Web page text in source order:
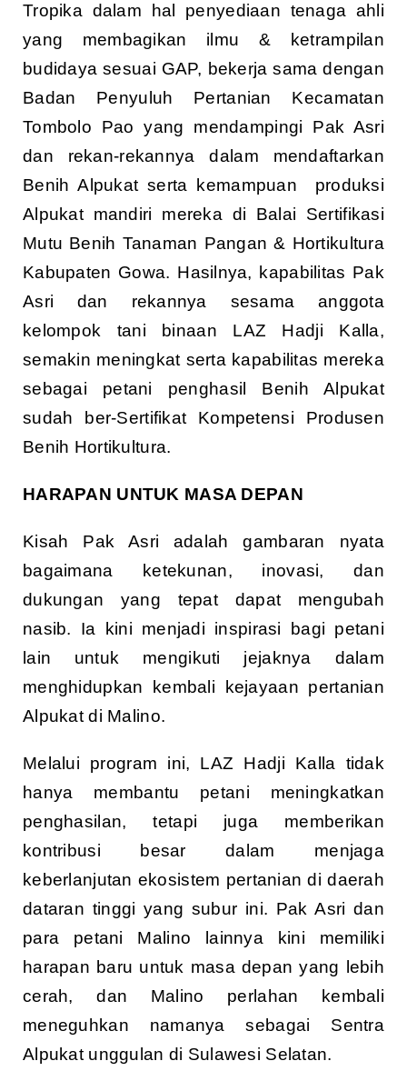
Tropika dalam hal penyediaan tenaga ahli
yang membagikan ilmu & ketrampilan
budidaya sesuai GAP, bekerja sama dengan
Badan Penyuluh Pertanian Kecamatan
Tombolo Pao yang mendampingi Pak Asri
dan rekan-rekannya dalam mendaftarkan
Benih Alpukat serta kemampuan produksi
Alpukat mandiri mereka di Balai Sertifikasi
Mutu Benih Tanaman Pangan & Hortikultura
Kabupaten Gowa. Hasilnya, kapabilitas Pak
Asri dan rekannya sesama anggota
kelompok tani binaan LAZ Hadji Kalla,
semakin meningkat serta kapabilitas mereka
sebagai petani penghasil Benih Alpukat
sudah ber-Sertifikat Kompetensi Produsen
Benih Hortikultura.
HARAPAN UNTUK MASA DEPAN
Kisah Pak Asri adalah gambaran nyata
bagaimana ketekunan, inovasi, dan
dukungan yang tepat dapat mengubah
nasib. Ia kini menjadi inspirasi bagi petani
lain untuk mengikuti jejaknya dalam
menghidupkan kembali kejayaan pertanian
Alpukat di Malino.
Melalui program ini, LAZ Hadji Kalla tidak
hanya membantu petani meningkatkan
penghasilan, tetapi juga memberikan
kontribusi besar dalam menjaga
keberlanjutan ekosistem pertanian di daerah
dataran tinggi yang subur ini. Pak Asri dan
para petani Malino lainnya kini memiliki
harapan baru untuk masa depan yang lebih
cerah, dan Malino perlahan kembali
meneguhkan namanya sebagai Sentra
Alpukat unggulan di Sulawesi Selatan.